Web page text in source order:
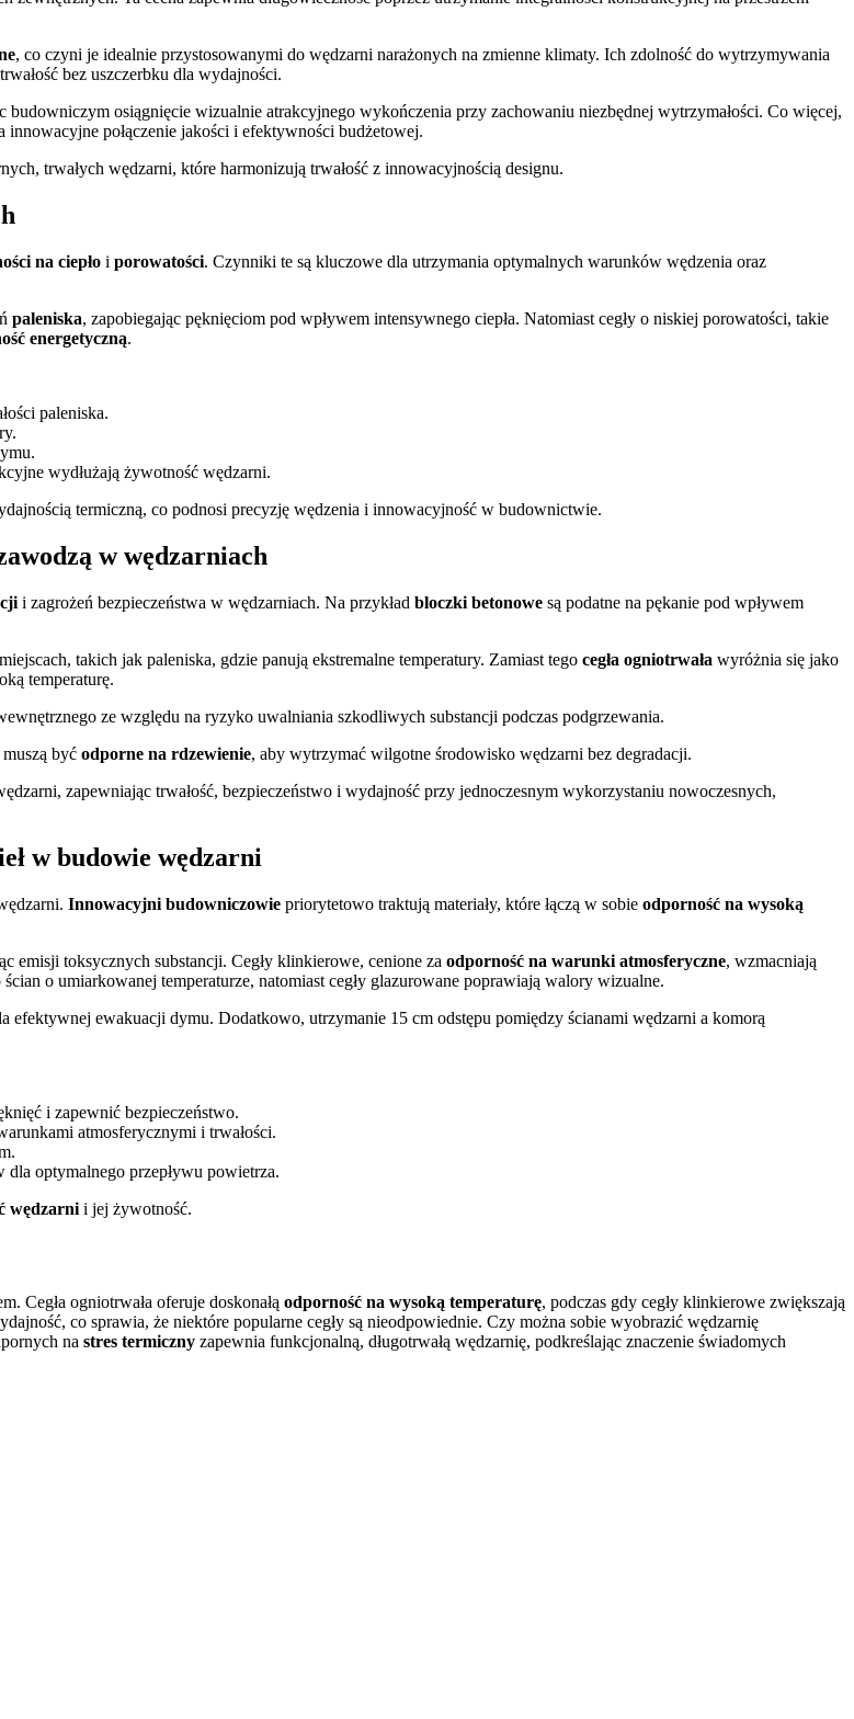
, co czyni je idealnie przystosowanymi do wędzarni narażonych na zmienne klimaty. Ich zdolność do wytrzymywania
bez uszczerbku dla wydajności.
budowniczym osiągnięcie wizualnie atrakcyjnego wykończenia przy zachowaniu niezbędnej wytrzymałości. Co więcej,
połączenie jakości i efektywności budżetowej.
trwałych wędzarni, które harmonizują trwałość z innowacyjnością designu.
na ciepło i porowatości. Czynniki te są kluczowe dla utrzymania optymalnych warunków wędzenia oraz
paleniska, zapobiegając pęknięciom pod wpływem intensywnego ciepła. Natomiast cegły o niskiej porowatości, takie
energetyczną.
paleniska.
wydłużają żywotność wędzarni.
termiczną, co podnosi precyzję wędzenia i innowacyjność w budownictwie.
w wędzarniach
i zagrożeń bezpieczeństwa w wędzarniach. Na przykład bloczki betonowe są podatne na pękanie pod wpływem
takich jak paleniska, gdzie panują ekstremalne temperatury. Zamiast tego cegła ogniotrwała wyróżnia się jako
temperaturę.
ze względu na ryzyko uwalniania szkodliwych substancji podczas podgrzewania.
być odporne na rdzewienie, aby wytrzymać wilgotne środowisko wędzarni bez degradacji.
zapewniając trwałość, bezpieczeństwo i wydajność przy jednoczesnym wykorzystaniu nowoczesnych,
w budowie wędzarni
Innowacyjni budowniczowie priorytetowo traktują materiały, które łączą w sobie odporność na wysoką
emisji toksycznych substancji. Cegły klinkierowe, cenione za odporność na warunki atmosferyczne, wzmacniają
o umiarkowanej temperaturze, natomiast cegły glazurowane poprawiają walory wizualne.
ewakuacji dymu. Dodatkowo, utrzymanie 15 cm odstępu pomiędzy ścianami wędzarni a komorą
i zapewnić bezpieczeństwo.
atmosferycznymi i trwałości.
optymalnego przepływu powietrza.
wędzarni i jej żywotność.
Cegła ogniotrwała oferuje doskonałą odporność na wysoką temperaturę, podczas gdy cegły klinkierowe zwiększają
co sprawia, że niektóre popularne cegły są nieodpowiednie. Czy można sobie wyobrazić wędzarnię
na stres termiczny zapewnia funkcjonalną, długotrwałą wędzarnię, podkreślając znaczenie świadomych